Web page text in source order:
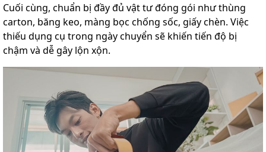
Cuối cùng, chuẩn bị đầy đủ vật tư đóng gói như thùng
carton, băng keo, màng bọc chống sốc, giấy chèn. Việc
thiếu dụng cụ trong ngày chuyển sẽ khiến tiến độ bị
chậm và dễ gây lộn xộn.